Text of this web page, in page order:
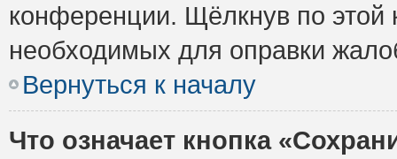
конференции. Щёлкнув по этой
необходимых для оправки
Вернуться к началу
Что означает кнопка